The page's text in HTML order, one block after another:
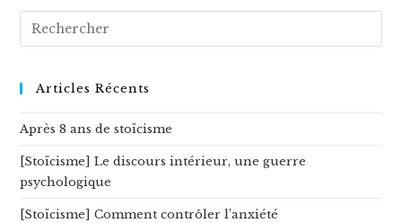
Rechercher
sur
siteArticles Récents
Après 8 ans de stoïcisme
[Stoïcisme] Le discours intérieur, une guerre
psychologique
[Stoïcisme] Comment contrôler l’anxiété